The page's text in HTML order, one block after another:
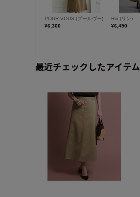
最近チェックしたアイテム